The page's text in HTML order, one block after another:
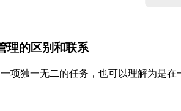
理的区别和联系
项独一无二的任务，也可以理解为是